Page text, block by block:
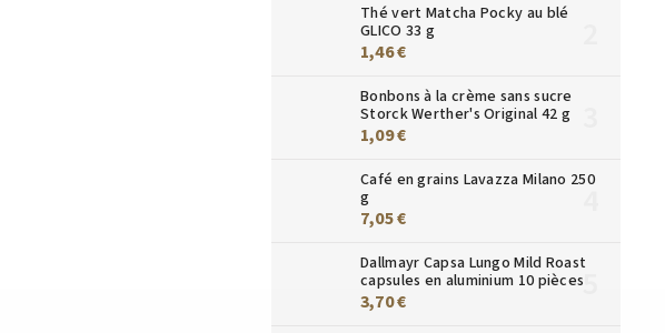
Thé vert Matcha Pocky au blé
GLICO 33 g
1,46 €
Bonbons à la crème sans sucre
Storck Werther's Original 42 g
1,09 €
Café en grains Lavazza Milano 250
g
7,05 €
Dallmayr Capsa Lungo Mild Roast
capsules en aluminium 10 pièces
3,70 €